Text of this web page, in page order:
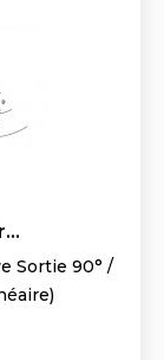
Sortie 90° /